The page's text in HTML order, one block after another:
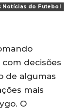
Notícias do Futebol
decisões
de algumas
mais
O